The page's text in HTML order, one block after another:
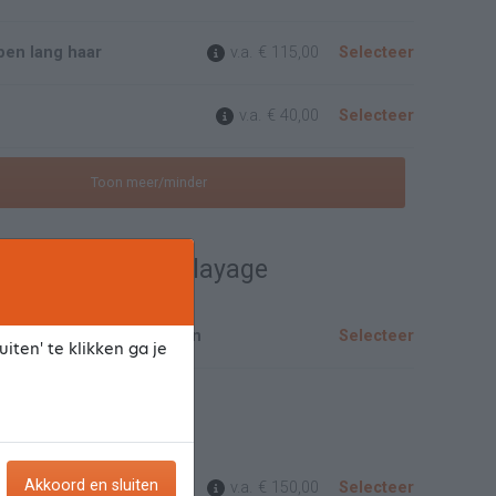
lang haar v.a. € 115,00 Selecteer
v.a. € 40,00 Selecteer
Toon meer/minder
/ Lowlights / Balayage
en Balayage graag bellen Selecteer
haar v.a. € 150,00 Selecteer
te klikken ga je
Akkoord en sluiten